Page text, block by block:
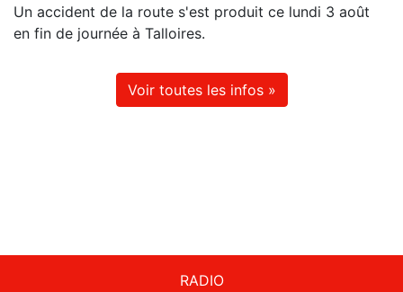
Un accident de la route s'est produit ce lundi 3 août
en fin de journée à Talloires.
Voir toutes les infos »
RADIO